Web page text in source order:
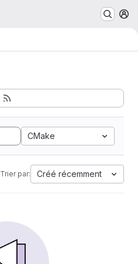
CMake
Trier par: Créé récemment